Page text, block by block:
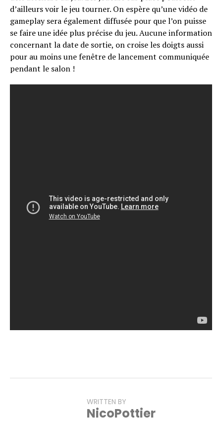
d’ailleurs voir le jeu tourner. On espère qu’une vidéo de
gameplay sera également diffusée pour que l’on puisse
se faire une idée plus précise du jeu. Aucune information
concernant la date de sortie, on croise les doigts aussi
pour au moins une fenêtre de lancement communiquée
pendant le salon !
WRITTEN BY
NicoPottier